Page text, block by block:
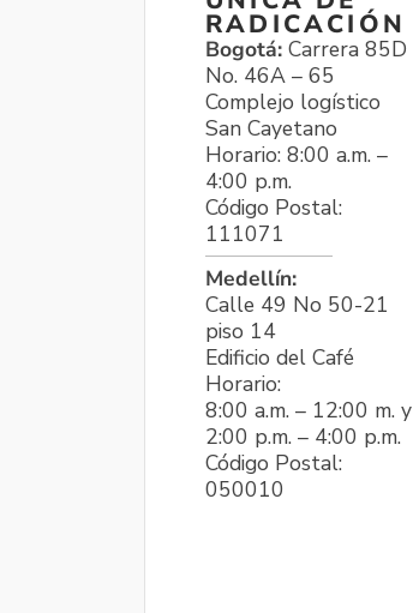
RADICACIÓN
Bogotá: Carrera 85D
No. 46A – 65
Complejo logístico
San Cayetano
Horario: 8:00 a.m. –
4:00 p.m.
Código Postal:
111071
Medellín:
Calle 49 No 50-21
piso 14
Edificio del Café
Horario:
8:00 a.m. – 12:00 m. y
2:00 p.m. – 4:00 p.m.
Código Postal:
050010